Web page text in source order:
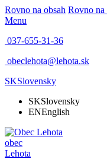
Rovno na obsah Rovno na
Menu
037-655-31-36
obeclehota@lehota.sk
SKSlovensky
SKSlovensky
ENEnglish
obec
Lehota